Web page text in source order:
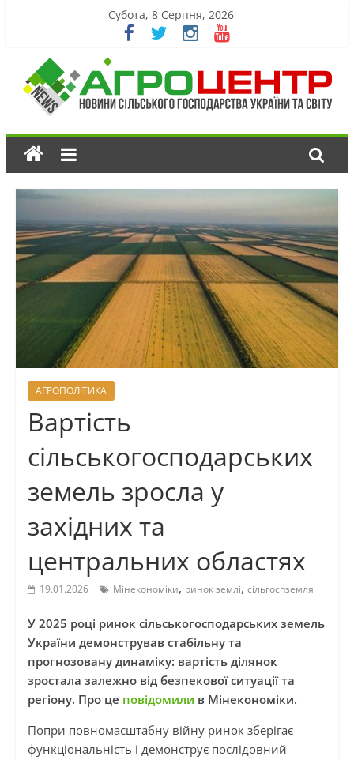
Субота, 8 Серпня, 2026
АГРОПОЛІТИКА
Вартість
сільськогосподарських
земель зросла у
західних та
центральних областях
19.01.2026 Мінекономіки, ринок землі, сільгоспземля
У 2025 році ринок сільськогосподарських земель
України демонстрував стабільну та
прогнозовану динаміку: вартість ділянок
зростала залежно від безпекової ситуації та
регіону. Про це повідомили в Мінекономіки.
Попри повномасштабну війну ринок зберігає
функціональність і демонструє послідовний